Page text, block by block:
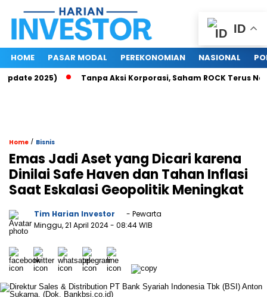
HOME PASAR MODAL PEREKONOMIAN NASIONAL
2025) Tanpa Aksi Korporasi, Saham ROCK Terus Naik,
Home / Bisnis
Emas Jadi Aset yang Dicari karena
Dinilai Safe Haven dan Tahan Inflasi
Saat Eskalasi Geopolitik Meningkat
Tim Harian Investor
- Pewarta
Minggu, 21 April 2024- 08:44 WIB
ID